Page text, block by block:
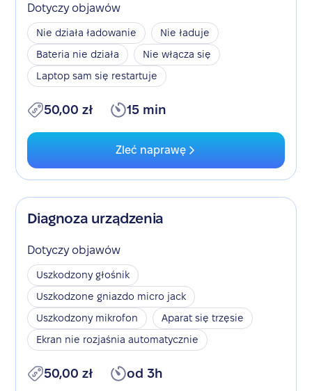
Dotyczy objawów
Nie działa ładowanie
Nie ładuje
Bateria nie działa
Nie włącza się
Laptop sam się restartuje
50,00 zł 15 min
Zleć naprawę
Diagnoza urządzenia
Dotyczy objawów
Uszkodzony głośnik
Uszkodzone gniazdo micro jack
Uszkodzony mikrofon
Aparat się trzęsie
Ekran nie rozjaśnia automatycznie
50,00 zł od 3h